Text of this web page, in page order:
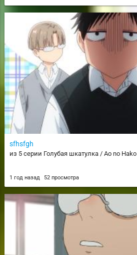
sfhsfgh
из 5 серии Голубая шкатулка / Ao no Hako
1 год назад 52 просмотра